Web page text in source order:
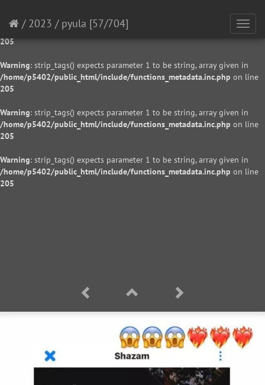
Warning: strip_tags() expects parameter 1 to be string, array given in
/home/p5402/public_html/include/functions_metadata.inc.php
on line
205
Warning: strip_tags() expects parameter 1 to be string, array given in
/home/p5402/public_html/include/functions_metadata.inc.php on line
205
Warning: strip_tags() expects parameter 1 to be string, array given in
/home/p5402/public_html/include/functions_metadata.inc.php on line
205
Warning: strip_tags() expects parameter 1 to be string, array given in
/home/p5402/public_html/include/functions_metadata.inc.php on line
205
/ 2023 / pyula [57/704]